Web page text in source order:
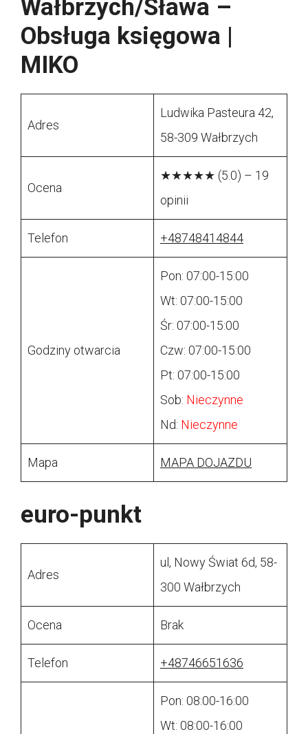
Wałbrzych/Sława –
Obsługa księgowa |
MIKO
Adres
Ludwika Pasteura 42,
58-309 Wałbrzych
Ocena
★★★★★ (5.0) – 19
opinii
Telefon +48748414844
Godziny otwarcia
Pon: 07:00-15:00
Wt: 07:00-15:00
Śr: 07:00-15:00
Czw: 07:00-15:00
Pt: 07:00-15:00
Sob: Nieczynne
Nd: Nieczynne
Mapa MAPA DOJAZDU
euro-punkt
Adres
ul, Nowy Świat 6d, 58-
300 Wałbrzych
Ocena Brak
Telefon +48746651636
Pon: 08:00-16:00
Wt: 08:00-16:00